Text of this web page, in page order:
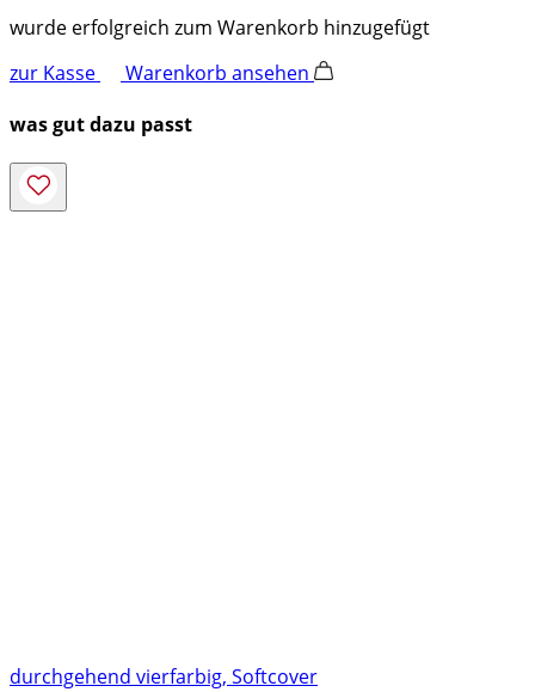
wurde erfolgreich zum Warenkorb hinzugefügt
zur Kasse
Warenkorb ansehen
was gut dazu passt
durchgehend vierfarbig, Softcover